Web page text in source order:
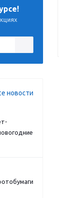
новости